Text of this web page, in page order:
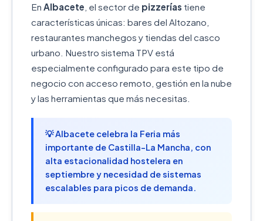
En Albacete , el sector de pizzerías tiene
características únicas: bares del Altozano,
restaurantes manchegos y tiendas del casco
urbano. Nuestro sistema TPV está
especialmente configurado para este tipo de
negocio con acceso remoto, gestión en la nube
y las herramientas que más necesitas.
💡 Albacete celebra la Feria más
importante de Castilla-La Mancha, con
alta estacionalidad hostelera en
septiembre y necesidad de sistemas
escalables para picos de demanda.